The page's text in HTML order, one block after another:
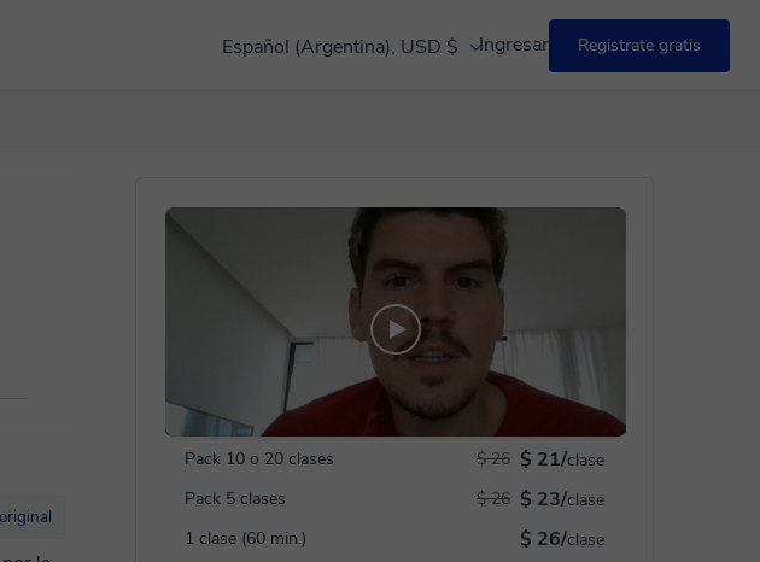
Español (Argentina), USD $ Ingresar Registrate gratis
Pack 10 o 20 clases $ 21/clase
$ 26
Pack 5 clases
$ 23/clase
$ 26
1 clase (60 min.)
$ 26/clase